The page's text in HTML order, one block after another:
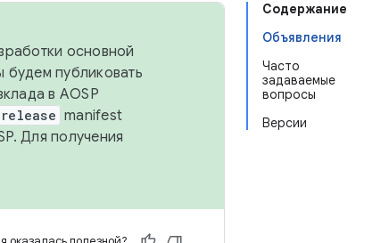
Содержание
Объявления
Часто
задаваемые
вопросы
Версии
основной
будем публиковать
в AOSP
manifest
Для получения